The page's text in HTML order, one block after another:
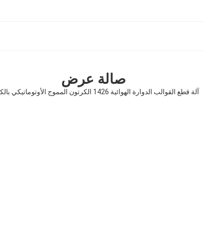
صالة عرض
آلة قطع القوالب الدوارة الهوائية 1426 الكرتون المموج الأوتوماتيكي بالكامل